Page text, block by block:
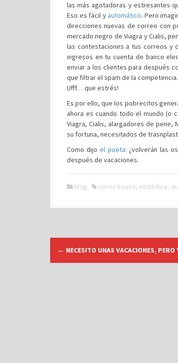
las más agotadoras y estresantes
Eso es fácil y automático. Pero
direcciones nuevas de correo con
mercado negro de Viagra y Cialis,
las contestaciones a tus correos y
ingresos en tu cuenta de banco
enviar a los clientes para después
que filtrar el spam de la
Ufff… que estrés!
Es por ello, que los pobrecitos
ahora es cuando todo el mundo (o
Viagra, Cialis, alargadores de
su fortuna, necesitados de
Como dijo el poeta: ¿volverán las
después de vacaciones.
blog correo basura, estadística,
← NECESITO UNAS VACACIONES, PERO